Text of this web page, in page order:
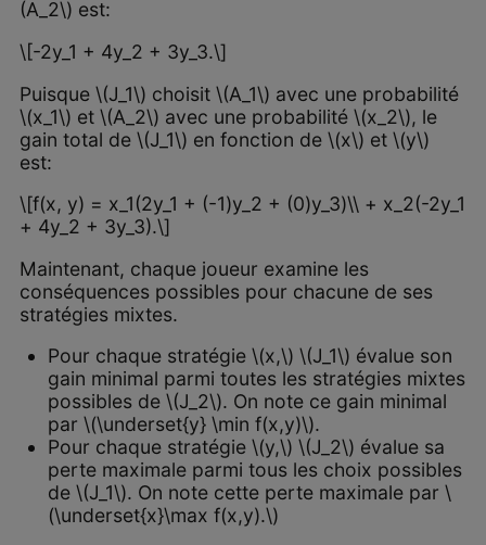
(A_2\) est:
\[-2y_1 + 4y_2 + 3y_3.\]
Puisque \(J_1\) choisit \(A_1\) avec une probabilité
\(x_1\) et \(A_2\) avec une probabilité \(x_2\), le
gain total de \(J_1\) en fonction de \(x\) et \(y\)
est:
\[f(x, y) = x_1(2y_1 + (-1)y_2 + (0)y_3)\\ + x_2(-2y_1
+ 4y_2 + 3y_3).\]
Maintenant, chaque joueur examine les
conséquences possibles pour chacune de ses
stratégies mixtes.
Pour chaque stratégie \(x,\) \(J_1\) évalue son
gain minimal parmi toutes les stratégies mixtes
possibles de \(J_2\). On note ce gain minimal
par \(\underset{y} \min f(x,y)\).
Pour chaque stratégie \(y,\) \(J_2\) évalue sa
perte maximale parmi tous les choix possibles
de \(J_1\). On note cette perte maximale par \
(\underset{x}\max f(x,y).\)